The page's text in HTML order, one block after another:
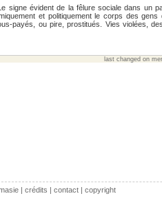
signe évident de la fêlure sociale dans un
et politiquement le corps des
payés, ou pire, prostitués. Vies violées,
last changed on
| crédits | contact| copyright